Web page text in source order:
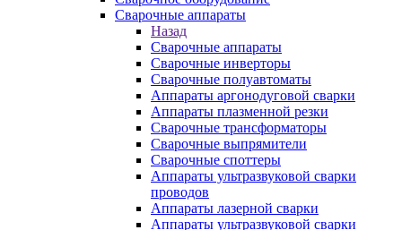
Сварочные аппараты
Назад
Сварочные аппараты
Сварочные инверторы
Сварочные полуавтоматы
Аппараты аргонодуговой сварки
Аппараты плазменной резки
Сварочные трансформаторы
Сварочные выпрямители
Сварочные споттеры
Аппараты ультразвуковой сварки
проводов
Аппараты лазерной сварки
Аппараты ультразвуковой сварки